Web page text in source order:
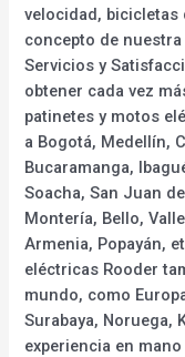
velocidad, bicicletas
concepto de
Servicios y
obtener cada vez
patinetes y motos
a Bogotá, Medellín,
Bucaramanga,
Soacha, San Juan
Montería, Bello,
Armenia, Popayán,
eléctricas Rooder
mundo, como
Surabaya, Noruega,
experiencia en